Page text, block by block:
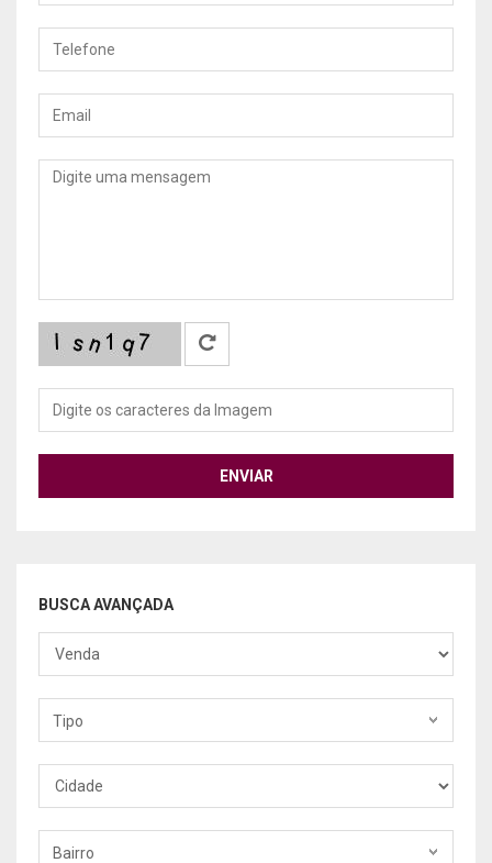
Telefone
Email
Mensagem
ENVIAR
BUSCA AVANÇADA
Finalidade
Tipo
Cidade
Bairro